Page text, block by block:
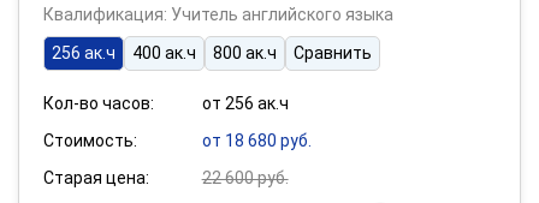
Квалификация: Учитель английского языка
256 ак.ч
400 ак.ч 800 ак.ч Сравнить
Кол-во часов:
от 256 ак.ч
Стоимость:
от 18 680 руб.
Старая цена:
22 600 руб.